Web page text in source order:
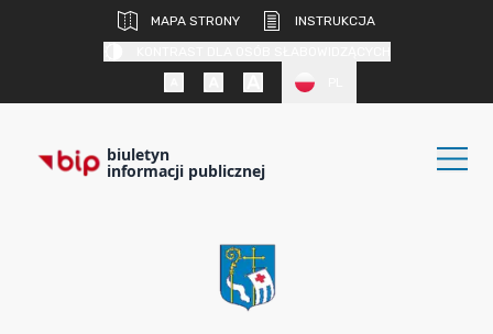
MAPA STRONY
INSTRUKCJA
biuletyn
informacji publicznej